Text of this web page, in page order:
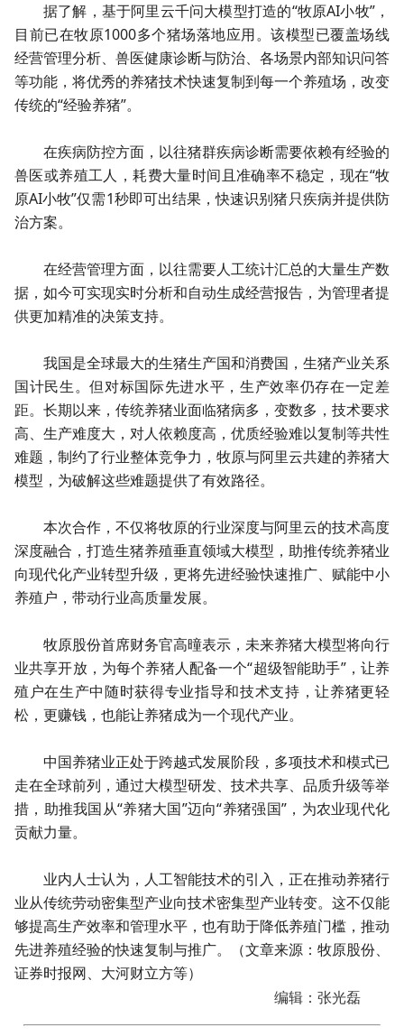
据了解，基于阿里云千问大模型打造的“牧原AI小牧”，
目前已在牧原1000多个猪场落地应用。该模型已覆盖场线
经营管理分析、兽医健康诊断与防治、各场景内部知识问答
等功能，将优秀的养猪技术快速复制到每一个养殖场，改变
传统的“经验养猪”。
在疾病防控方面，以往猪群疾病诊断需要依赖有经验的
兽医或养殖工人，耗费大量时间且准确率不稳定，现在“牧
原AI小牧”仅需1秒即可出结果，快速识别猪只疾病并提供防
治方案。
在经营管理方面，以往需要人工统计汇总的大量生产数
据，如今可实现实时分析和自动生成经营报告，为管理者提
供更加精准的决策支持。
我国是全球最大的生猪生产国和消费国，生猪产业关系
国计民生。但对标国际先进水平，生产效率仍存在一定差
距。长期以来，传统养猪业面临猪病多，变数多，技术要求
高、生产难度大，对人依赖度高，优质经验难以复制等共性
难题，制约了行业整体竞争力，牧原与阿里云共建的养猪大
模型，为破解这些难题提供了有效路径。
本次合作，不仅将牧原的行业深度与阿里云的技术高度
深度融合，打造生猪养殖垂直领域大模型，助推传统养猪业
向现代化产业转型升级，更将先进经验快速推广、赋能中小
养殖户，带动行业高质量发展。
牧原股份首席财务官高曈表示，未来养猪大模型将向行
业共享开放，为每个养猪人配备一个“超级智能助手”，让养
殖户在生产中随时获得专业指导和技术支持，让养猪更轻
松，更赚钱，也能让养猪成为一个现代产业。
中国养猪业正处于跨越式发展阶段，多项技术和模式已
走在全球前列，通过大模型研发、技术共享、品质升级等举
措，助推我国从“养猪大国”迈向“养猪强国”，为农业现代化
贡献力量。
业内人士认为，人工智能技术的引入，正在推动养猪行
业从传统劳动密集型产业向技术密集型产业转变。这不仅能
够提高生产效率和管理水平，也有助于降低养殖门槛，推动
先进养殖经验的快速复制与推广。（文章来源：牧原股份、
证券时报网、大河财立方等）
编辑：张光磊